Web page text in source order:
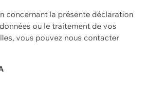
concernant la présente déclaration
ou le traitement de vos
vous pouvez nous contacter